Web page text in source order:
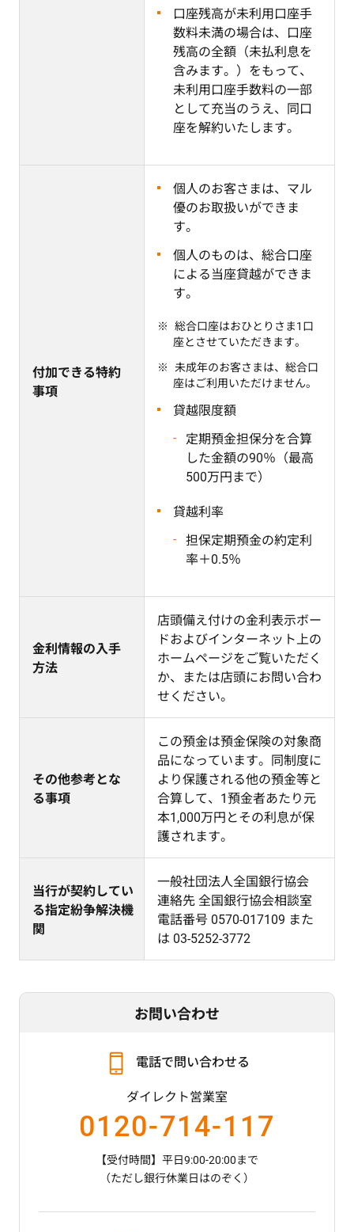
口座残高が未利用口座手
数料未満の場合は、口座
残高の全額（未払利息を
含みます。）をもって、
未利用口座手数料の一部
として充当のうえ、同口
座を解約いたします。
付加できる特約
事項
個人のお客さまは、マル
優のお取扱いができま
す。
個人のものは、総合口座
による当座貸越ができま
す。
総合口座はおひとりさま1口
座とさせていただきます。
未成年のお客さまは、総合口
座はご利用いただけません。
貸越限度額
定期預金担保分を合算
した金額の90％（最高
500万円まで）
貸越利率
担保定期預金の約定利
率＋0.5％
金利情報の入手
方法
店頭備え付けの金利表示ボー
ドおよびインターネット上の
ホームページをご覧いただく
か、または店頭にお問い合わ
せください。
その他参考とな
る事項
この預金は預金保険の対象商
品になっています。同制度に
より保護される他の預金等と
合算して、1預金者あたり元
本1,000万円とその利息が保
護されます。
当行が契約してい
る指定紛争解決機
関
一般社団法人全国銀行協会
連絡先 全国銀行協会相談室
電話番号 0570-017109 また
は 03-5252-3772
お問い合わせ
電話で問い合わせる
ダイレクト営業室
0120-714-117
【受付時間】平日9:00-20:00まで
（ただし銀行休業日はのぞく）